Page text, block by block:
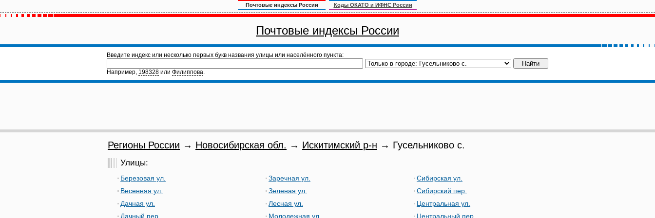
Почтовые индексы России Коды ОКАТО и ИФНС России
Почтовые индексы России
Введите индекс или несколько первых букв названия улицы или населённого пункта:
Например, 198328 или Филиппова.
Регионы России → Новосибирская обл. → Искитимский р-н → Гусельниково с.
Улицы:
Березовая ул.
Весенняя ул.
Дачная ул.
Дачный пер.
Заречная ул.
Зеленая ул.
Лесная ул.
Молодежная ул.
Сибирская ул.
Сибирский пер.
Центральная ул.
Центральный пер.